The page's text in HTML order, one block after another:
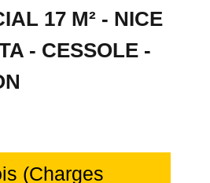
17 M² - NICE
- CESSOLE -
(Charges